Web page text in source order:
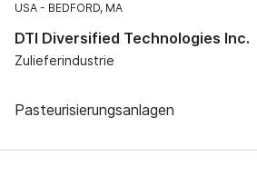
USA BEDFORD, MA
DTI Diversified Technologies Inc.
Zulieferindustrie
Pasteurisierungsanlagen